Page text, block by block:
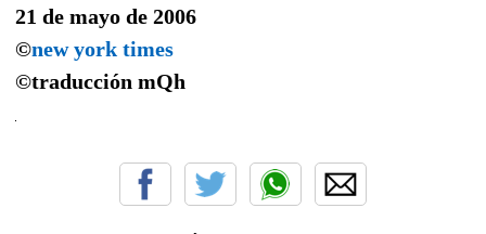
21 de mayo de 2006
©new york times
©traducción mQh